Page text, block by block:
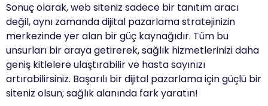
Sonuç olarak, web siteniz sadece bir tanıtım aracı
değil, aynı zamanda dijital pazarlama stratejinizin
merkezinde yer alan bir güç kaynağıdır. Tüm bu
unsurları bir araya getirerek, sağlık hizmetlerinizi daha
geniş kitlelere ulaştırabilir ve hasta sayınızı
artırabilirsiniz. Başarılı bir dijital pazarlama için güçlü bir
siteniz olsun; sağlık alanında fark yaratın!